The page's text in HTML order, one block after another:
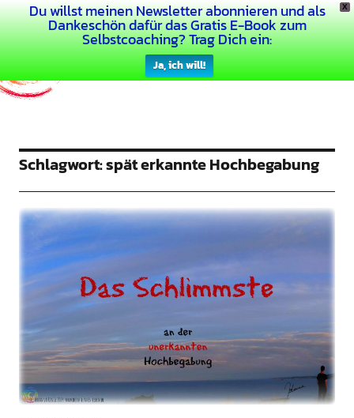
X
Du willst meinen Newsletter abonnieren und als
Dankeschön dafür das Gratis E-Book zum
Selbstcoaching? Trag Dich ein:
Ja, ich will!
Dein Buntes Leben
Schlagwort:spät erkannte Hochbegabung